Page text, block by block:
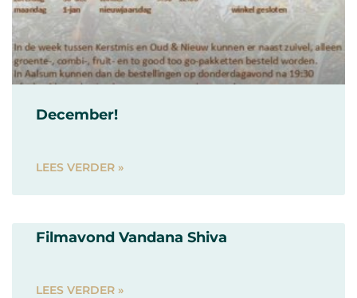
December!
LEES VERDER »
Filmavond Vandana Shiva
LEES VERDER »